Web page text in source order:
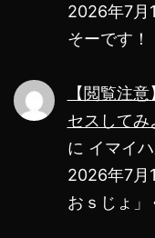
2026年7月
そーです！
【閲覧注
セスしてみ
に イマイ
2026年7月
おｓじょ」